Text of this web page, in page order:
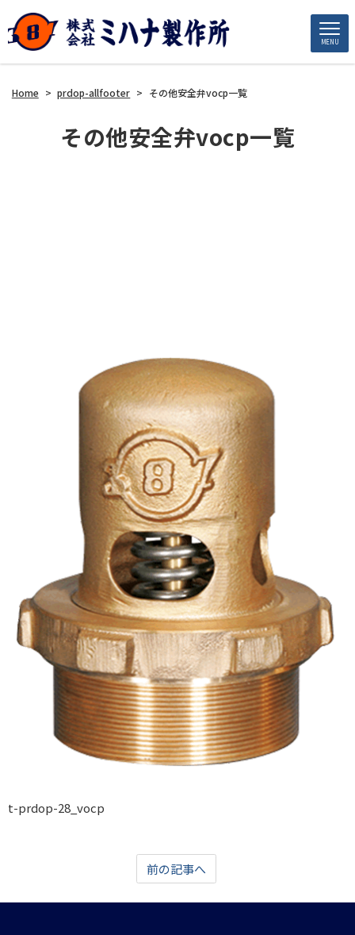
MENU
Home > prdop-allfooter > その他安全弁vocp一覧
その他安全弁vocp一覧
t-prdop-28_vocp
前の記事へ